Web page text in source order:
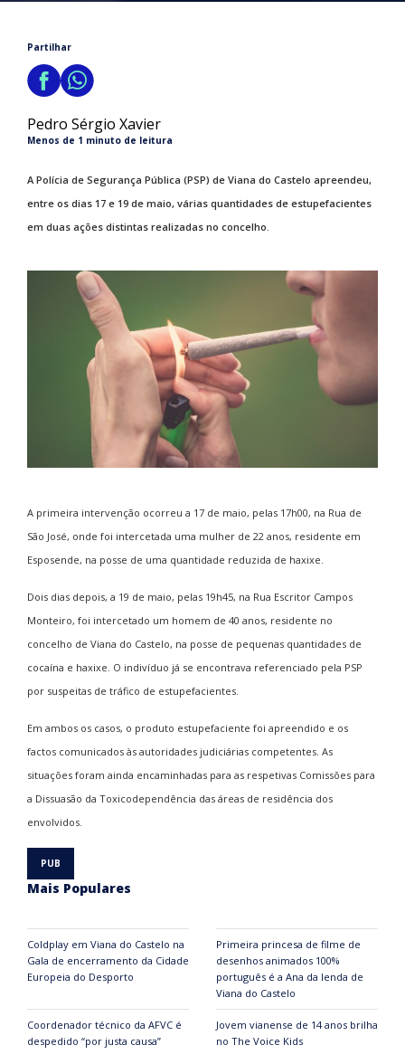
Partilhar
Pedro Sérgio Xavier
Menos de 1 minuto de leitura
A Polícia de Segurança Pública (PSP) de Viana do Castelo apreendeu,
entre os dias 17 e 19 de maio, várias quantidades de estupefacientes
em duas ações distintas realizadas no concelho.
A primeira intervenção ocorreu a 17 de maio, pelas 17h00, na Rua de
São José, onde foi intercetada uma mulher de 22 anos, residente em
Esposende, na posse de uma quantidade reduzida de haxixe.
Dois dias depois, a 19 de maio, pelas 19h45, na Rua Escritor Campos
Monteiro, foi intercetado um homem de 40 anos, residente no
concelho de Viana do Castelo, na posse de pequenas quantidades de
cocaína e haxixe. O indivíduo já se encontrava referenciado pela PSP
por suspeitas de tráfico de estupefacientes.
Em ambos os casos, o produto estupefaciente foi apreendido e os
factos comunicados às autoridades judiciárias competentes. As
situações foram ainda encaminhadas para as respetivas Comissões para
a Dissuasão da Toxicodependência das áreas de residência dos
envolvidos.
Mais Populares
Coldplay em Viana do Castelo na
Gala de encerramento da Cidade
Europeia do Desporto
Primeira princesa de filme de
desenhos animados 100%
português é a Ana da lenda de
Viana do Castelo
Coordenador técnico da AFVC é
despedido “por justa causa”
Jovem vianense de 14 anos brilha
no The Voice Kids